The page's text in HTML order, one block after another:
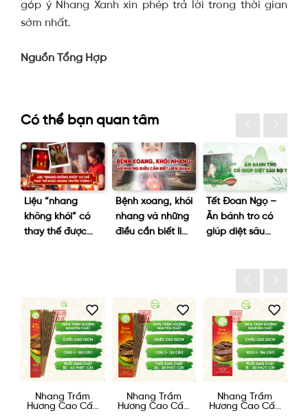
góp ý Nhang Xanh xin phép trả lời trong thời gian
sớm nhất.
Nguồn Tổng Hợp
Có thể bạn quan tâm
Bệnh xoang, khói
nhang và những
điều cần biết liên
Tết Đoan Ngọ –
Ăn bánh tro có
giúp diệt sâu
Làm sao để phát
huy tối đa công
dụng trầm
Nhang Trầm
Hương Cao Cấp
Nhang Trầm
Hương Cao Cấp
Nhang Xanh Phổ
Thông 30cm -